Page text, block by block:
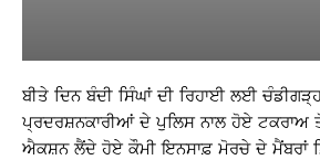
ਬੀਤੇ ਦਿਨ ਬੰਦੀ ਸਿੰਘਾਂ ਦੀ ਰਿਹਾਈ ਲਈ
ਪ੍ਰਦਰਸ਼ਨਕਾਰੀਆਂ ਦੇ ਪੁਲਿਸ ਨਾਲ ਹੋਏ ਟਕਰਾਅ
ਐਕਸ਼ਨ ਲੈਂਦੇ ਹੋਏ ਕੌਮੀ ਇਨਸਾਫ਼ ਮੋਰਚੇ ਦੇ ਮੈਂਬਰਾਂ